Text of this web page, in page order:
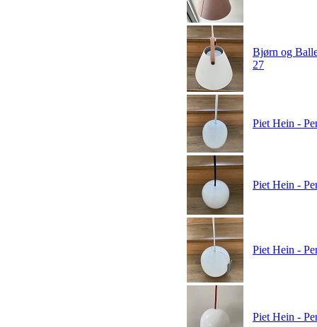
Bjørn og
27
Piet Hein -
Piet Hein -
Piet Hein -
Piet Hein -